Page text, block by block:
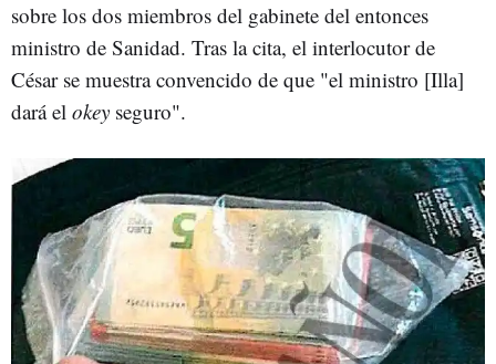
sobre los dos miembros del gabinete del entonces
ministro de Sanidad. Tras la cita, el interlocutor de
César se muestra convencido de que "el ministro [Illa]
dará el okey seguro".